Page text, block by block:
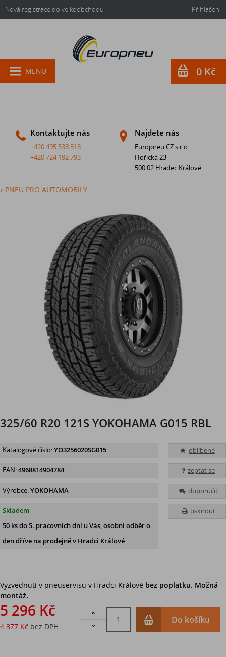
Nová registrace do velkoobchodu Přihlášení
Kontaktujte nás
+420 495 538 318
+420 724 192 793
Najdete nás
Europneu CZ s.r.o.
Hořická 23
500 02 Hradec Králové
MENU 0 Kč
PNEU PRO AUTOMOBILY
325/60 R20 121S YOKOHAMA G015 RBL
oblíbené
zeptat se
doporučit
tisknout
Katalogové číslo:YO3256020SG015
EAN:4968814904784
Výrobce:YOKOHAMA
Skladem
50 ksdo 5. pracovních dní u Vás, osobní odběr o
den dříve na prodejněv Hradci Králové
Vyzvednutí v pneuservisu v Hradci Králové bez poplatku. Možná
montáž.
5 296 Kč
4 377 Kč bez DPH


Do košíku